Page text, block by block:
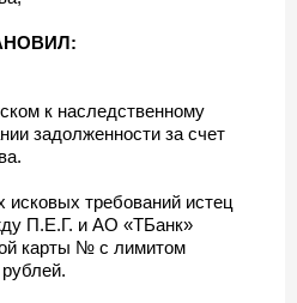
к наследственному
задолженности за счет
требований истец
П.Е.Г. и АО «ТБанк»
карты № с лимитом